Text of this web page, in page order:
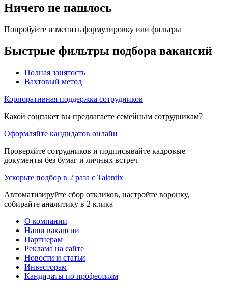
Ничего не нашлось
Попробуйте изменить формулировку или фильтры
Быстрые фильтры подбора вакансий
Полная занятость
Вахтовый метод
Корпоративная поддержка сотрудников
Какой соцпакет вы предлагаете семейным сотрудникам?
Оформляйте кандидатов онлайн
Проверяйте сотрудников и подписывайте кадровые
документы без бумаг и личных встреч
Ускорьте подбор в 2 раза с Talantix
Автоматизируйте сбор откликов, настройте воронку,
собирайте аналитику в 2 клика
О компании
Наши вакансии
Партнерам
Реклама на сайте
Новости и статьи
Инвесторам
Кандидаты по профессиям